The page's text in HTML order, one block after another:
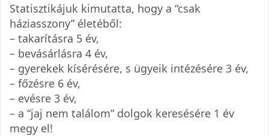
Statisztikájuk kimutatta, hogy a “csak
háziasszony” életéből:
– takarításra 5 év,
– bevásárlásra 4 év,
– gyerekek kísérésére, s ügyeik intézésére 3 év,
– főzésre 6 év,
– evésre 3 év,
– a “jaj nem találom” dolgok keresésére 1 év
megy el!